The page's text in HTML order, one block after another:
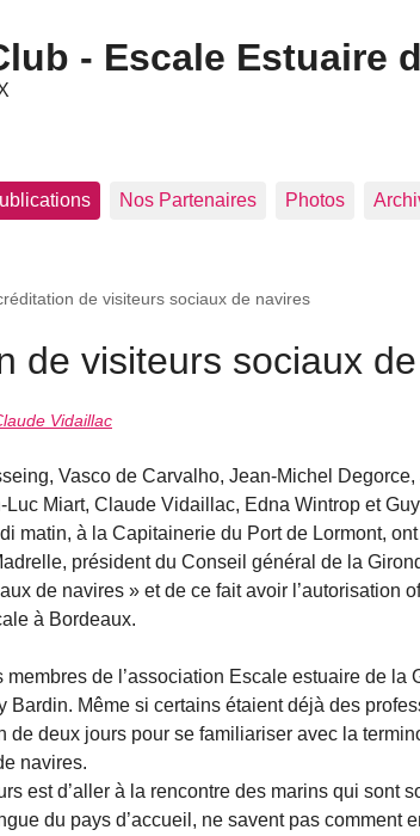
- Escale Estuaire
Nos Partenaires Photos
de visiteurs sociaux de navires
de visiteurs sociaux
Vidaillac
Vasco de Carvalho, Jean-Michel
Luc Miart, Claude Vidaillac, Edna Wintrop et
matin, à la Capitainerie du Port de Lormont,
président du Conseil général de la
de navires » et de ce fait avoir l’autorisation
à Bordeaux.
de l’association Escale estuaire de la
Bardin. Même si certains étaient déjà des
de deux jours pour se familiariser avec la
navires.
est d’aller à la rencontre des marins qui sont
du pays d’accueil, ne savent pas comment